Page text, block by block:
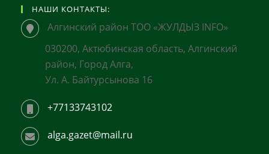
НАШИ КОНТАКТЫ:
Алгинский район ТОО «ЖУЛДЫЗ INFO»
030200, Актюбинская область, Алгинский
район, Город Алга,
Ул. А. Байтурсынова 16
+77133743102
alga.gazet@mail.ru